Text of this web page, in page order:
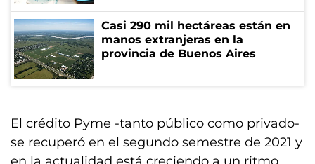
Casi 290 mil hectáreas están en
manos extranjeras en la
provincia de Buenos Aires
El crédito Pyme -tanto público como privado-
se recuperó en el segundo semestre de 2021 y